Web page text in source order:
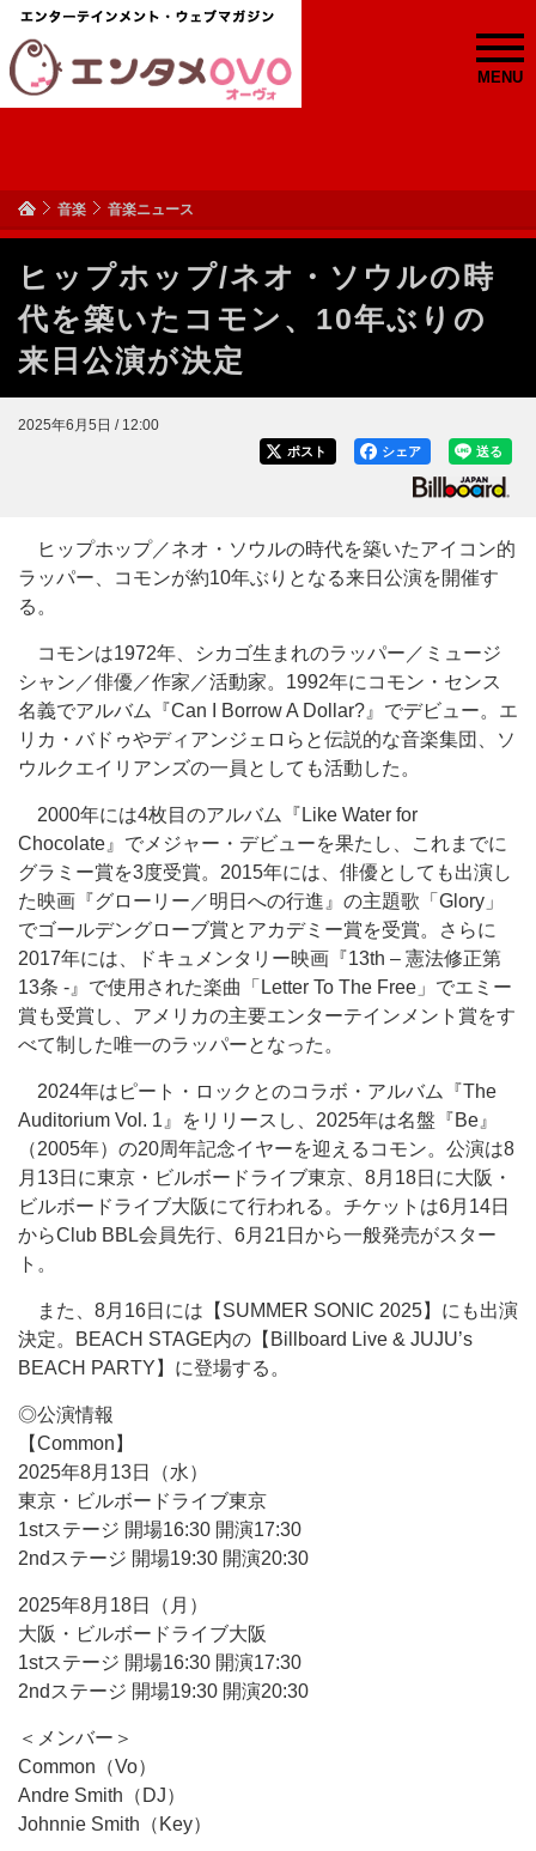
MENU
音楽 音楽ニュース
ヒップホップ/ネオ・ソウルの時
代を築いたコモン、10年ぶりの
来日公演が決定
2025年6月5日 / 12:00
送る
シェア
ポスト
ヒップホップ／ネオ・ソウルの時代を築いたアイコン的
ラッパー、コモンが約10年ぶりとなる来日公演を開催す
る。
コモンは1972年、シカゴ生まれのラッパー／ミュージ
シャン／俳優／作家／活動家。1992年にコモン・センス
名義でアルバム『Can I Borrow A Dollar?』でデビュー。エ
リカ・バドゥやディアンジェロらと伝説的な音楽集団、ソ
ウルクエイリアンズの一員としても活動した。
2000年には4枚目のアルバム『Like Water for
Chocolate』でメジャー・デビューを果たし、これまでに
グラミー賞を3度受賞。2015年には、俳優としても出演し
た映画『グローリー／明日への行進』の主題歌「Glory」
でゴールデングローブ賞とアカデミー賞を受賞。さらに
2017年には、ドキュメンタリー映画『13th – 憲法修正第
13条 -』で使用された楽曲「Letter To The Free」でエミー
賞も受賞し、アメリカの主要エンターテインメント賞をす
べて制した唯一のラッパーとなった。
2024年はピート・ロックとのコラボ・アルバム『The
Auditorium Vol. 1』をリリースし、2025年は名盤『Be』
（2005年）の20周年記念イヤーを迎えるコモン。公演は8
月13日に東京・ビルボードライブ東京、8月18日に大阪・
ビルボードライブ大阪にて行われる。チケットは6月14日
からClub BBL会員先行、6月21日から一般発売がスター
ト。
また、8月16日には【SUMMER SONIC 2025】にも出演
決定。BEACH STAGE内の【Billboard Live & JUJU’s
BEACH PARTY】に登場する。
◎公演情報
【Common】
2025年8月13日（水）
東京・ビルボードライブ東京
1stステージ 開場16:30 開演17:30
2ndステージ 開場19:30 開演20:30
2025年8月18日（月）
大阪・ビルボードライブ大阪
1stステージ 開場16:30 開演17:30
2ndステージ 開場19:30 開演20:30
＜メンバー＞
Common（Vo）
Andre Smith（DJ）
Johnnie Smith（Key）